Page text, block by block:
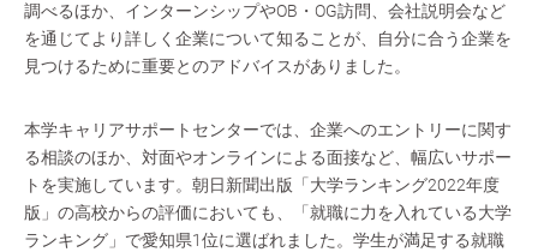
調べるほか、インターンシップやOB・OG訪問、会社説明会など
を通じてより詳しく企業について知ることが、自分に合う企業を
見つけるために重要とのアドバイスがありました。
本学キャリアサポートセンターでは、企業へのエントリーに関す
る相談のほか、対面やオンラインによる面接など、幅広いサポー
トを実施しています。朝日新聞出版「大学ランキング2022年度
版」の高校からの評価においても、「就職に力を入れている大学
ランキング」で愛知県1位に選ばれました。学生が満足する就職